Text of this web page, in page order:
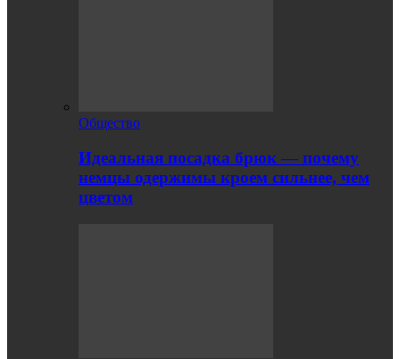
Общество
Идеальная посадка брюк — почему
немцы одержимы кроем сильнее, чем
цветом